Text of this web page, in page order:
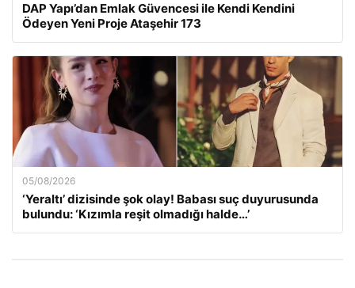
DAP Yapı’dan Emlak Güvencesi ile Kendi Kendini
Ödeyen Yeni Proje Ataşehir 173
05/08/2026
‘Yeraltı’ dizisinde şok olay! Babası suç duyurusunda
bulundu: ‘Kızımla reşit olmadığı halde…’